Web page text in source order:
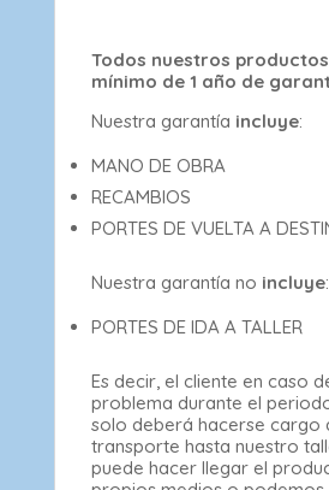
Todos nuestros
mínimo de 1 año de
Nuestra garantía incluye:
MANO DE OBRA
RECAMBIOS
PORTES DE VUELTA A
Nuestra garantía no incluye:
PORTES DE IDA A TALLER
Es decir, el cliente en caso
problema durante el
solo deberá hacerse cargo
transporte hasta nuestro
puede hacer llegar el